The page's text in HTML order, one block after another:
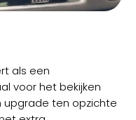
als een
voor het bekijken
upgrade ten opzichte